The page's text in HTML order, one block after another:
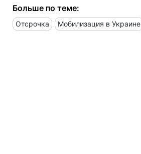
Больше по теме:
Отсрочка Мобилизация в Украине